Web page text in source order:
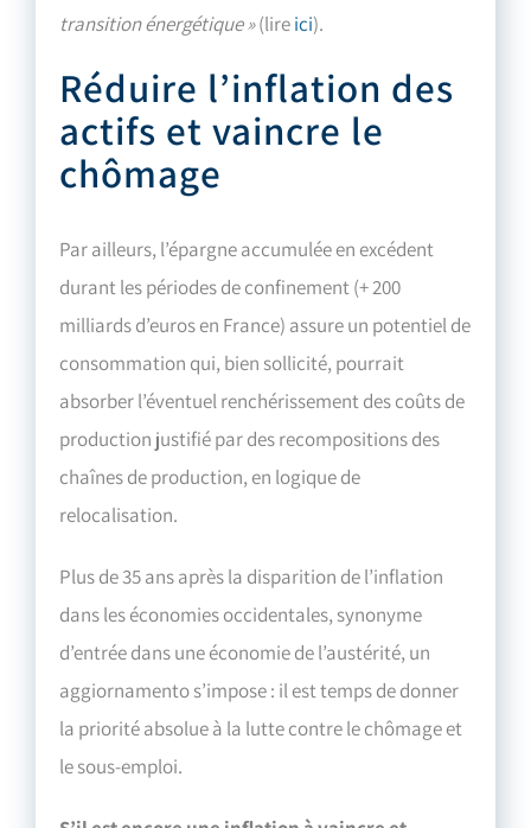
transition énergétique »(lireici).
Réduire l’inflation des
actifs et vaincre le
chômage
Par ailleurs, l’épargne accumulée en excédent
durant les périodes de confinement (+ 200
milliards d’euros en France) assure un potentiel de
consommation qui, bien sollicité, pourrait
absorber l’éventuel renchérissement des coûts de
production justifié par des recompositions des
chaînes de production, en logique de
relocalisation.
Plus de 35 ans après la disparition de l’inflation
dans les économies occidentales, synonyme
d’entrée dans une économie de l’austérité, un
aggiornamento s’impose : il est temps de donner
la priorité absolue à la lutte contre le chômage et
le sous-emploi.